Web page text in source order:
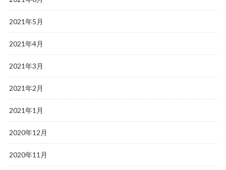
2021年5月
2021年4月
2021年3月
2021年2月
2021年1月
2020年12月
2020年11月